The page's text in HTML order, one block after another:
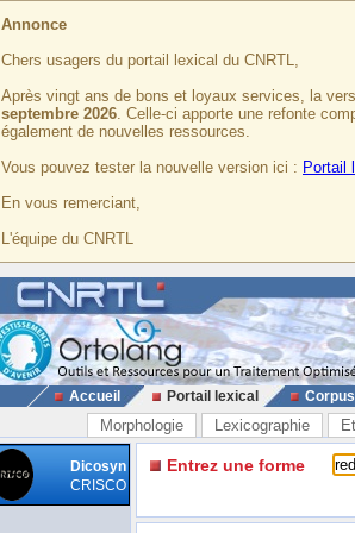
Annonce
Chers usagers du portail lexical du CNRTL,
Après vingt ans de bons et loyaux services, la
septembre 2026. Celle-ci apporte une refonte
également de nouvelles ressources.
Vous pouvez tester la nouvelle version ici : Portail
En vous remerciant,
L'équipe du CNRTL
Accueil Portail lexical Corpus
Morphologie Lexicographie
Dicosyn
CRISCO
Entrez une forme